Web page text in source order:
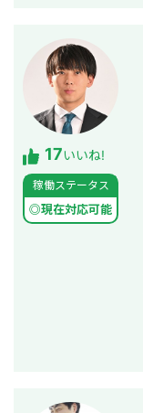
17いいね!
稼働ステータス
◎現在対応可能